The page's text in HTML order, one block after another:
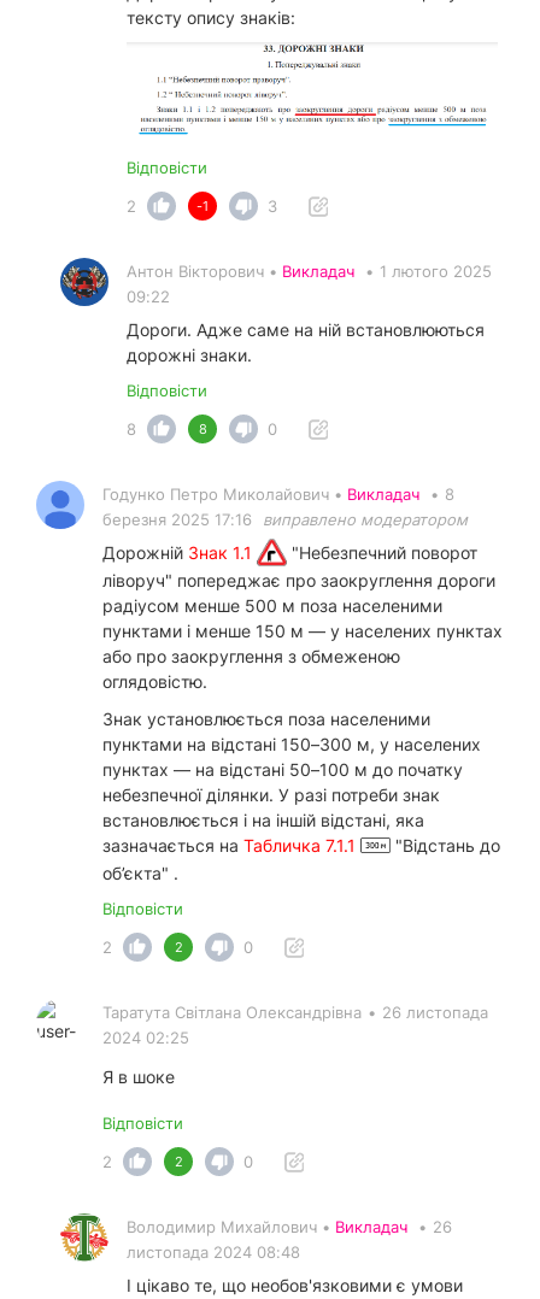
тексту опису знаків:
Відповісти
2
-1 3
Антон Вікторович • Викладач • 1 лютого 2025
09:22
Дороги. Адже саме на ній встановлюються
дорожні знаки.
Відповісти
8
8 0
Годунко Петро Миколайович • Викладач • 8
березня 2025 17:16
виправлено модератором
Дорожній Знак 1.1
"Небезпечний поворот
ліворуч" попереджає про заокруглення дороги
радіусом менше 500 м поза населеними
пунктами і менше 150 м — у населених пунктах
або про заокруглення з обмеженою
оглядовістю.
Знак установлюється поза населеними
пунктами на відстані 150–300 м, у населених
пунктах — на відстані 50–100 м до початку
небезпечної ділянки. У разі потреби знак
встановлюється і на іншій відстані, яка
зазначається на Табличка 7.1.1
"Відстань до
об’єкта" .
Відповісти
2
2 0
Таратута Свiтлана Олександрiвна • 26 листопада
2024 02:25
Я в шоке
Відповісти
2
2 0
Володимир Михайлович • Викладач • 26
листопада 2024 08:48
І цікаво те, що необов'язковими є умови